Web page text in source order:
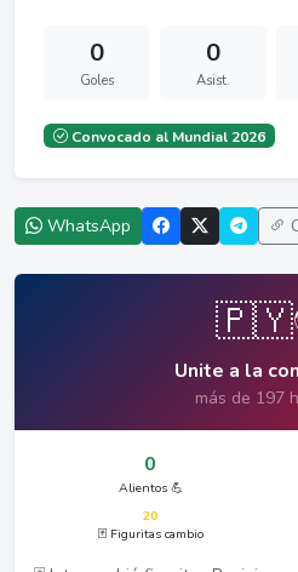
0
Goles
0
Asist.
Convocado al Mundial 2026
WhatsApp
Unite a la
más de 197
0
Alientos 💪
20
🃏 Figuritas cambio